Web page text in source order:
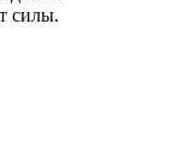
силы.